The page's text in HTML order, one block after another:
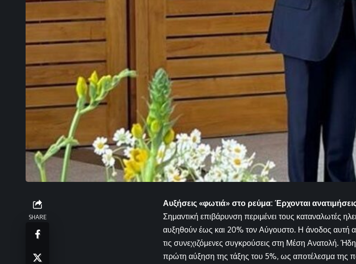
SHARE
Αυξήσεις «φωτιά» στο ρεύμα: Έρχονται
Σημαντική επιβάρυνση περιμένει τους καταναλωτές
αυξηθούν έως και 20% τον Αύγουστο. Η άνοδος αυτή
τις συνεχιζόμενες συγκρούσεις στη Μέση Ανατολή.
πρώτη αύξηση της τάξης του 5%, ως αποτέλεσμα της